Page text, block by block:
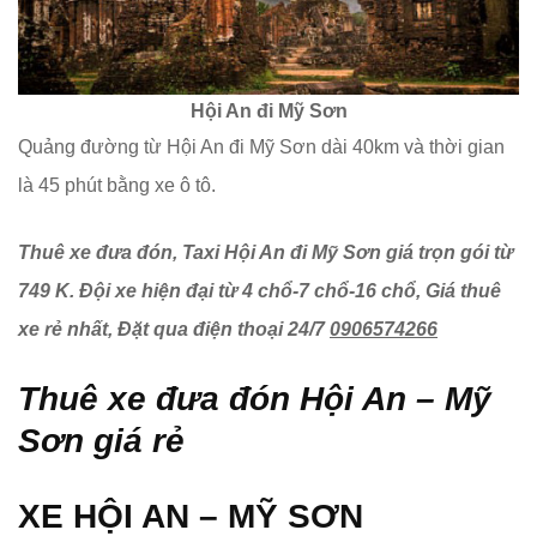
Hội An đi Mỹ Sơn
Quảng đường từ Hội An đi Mỹ Sơn dài 40km và thời gian
là 45 phút bằng xe ô tô.
Thuê xe đưa đón, Taxi Hội An đi Mỹ Sơn giá trọn gói từ
749 K. Đội xe hiện đại từ 4 chổ-7 chổ-16 chổ, Giá thuê
xe rẻ nhất, Đặt qua điện thoại 24/70906574266
Thuê xe đưa đón Hội An – Mỹ
Sơn giá rẻ
XE HỘI AN – MỸ SƠN